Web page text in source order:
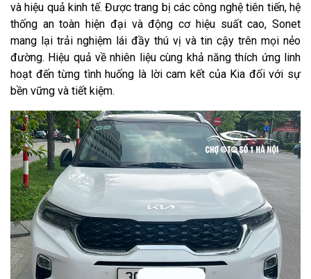
và hiệu quả kinh tế. Được trang bị các công nghệ tiên tiến, hệ
thống an toàn hiện đại và động cơ hiệu suất cao, Sonet
mang lại trải nghiệm lái đầy thú vị và tin cậy trên mọi nẻo
đường. Hiệu quả về nhiên liệu cùng khả năng thích ứng linh
hoạt đến từng tình huống là lời cam kết của Kia đối với sự
bền vững và tiết kiệm.